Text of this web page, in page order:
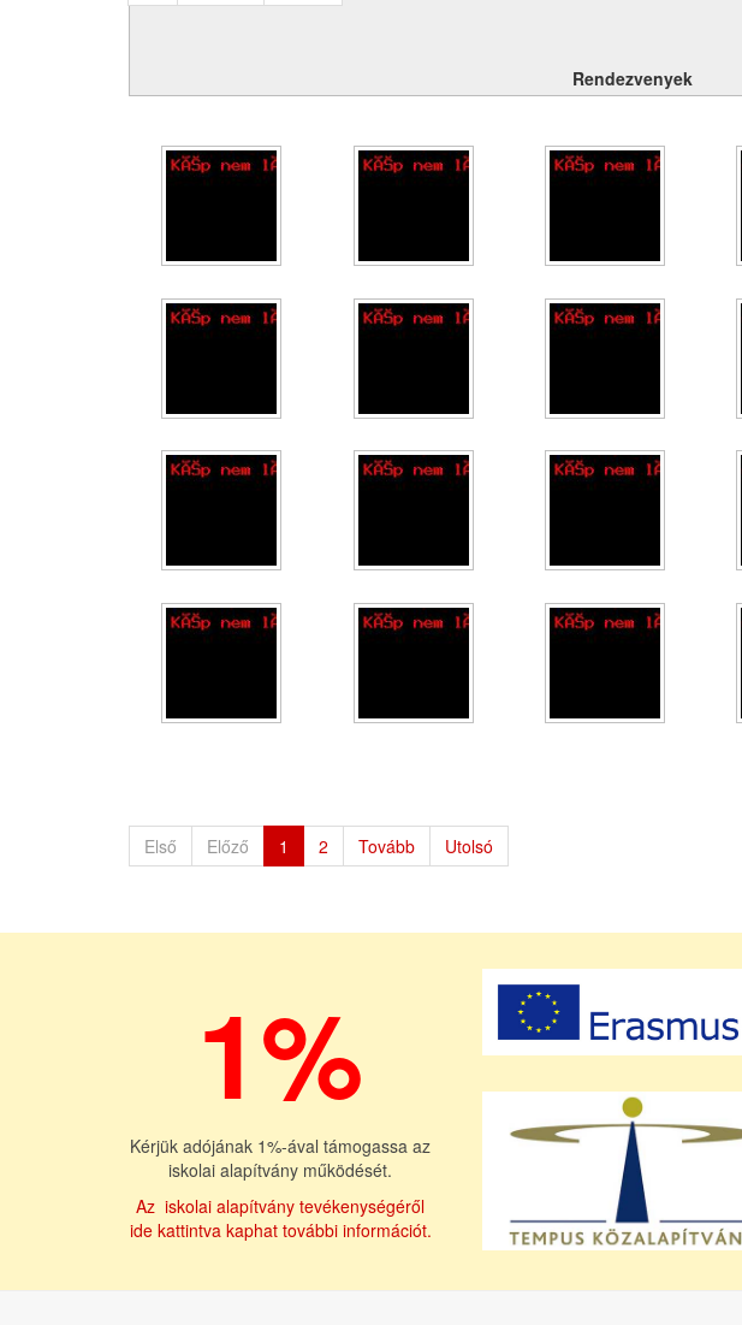
Rendezvenyek
Első Előző 1 2 Tovább Utolsó
1%
Kérjük adójának 1%-ával támogassa az
iskolai alapítvány működését.
Az iskolai alapítvány tevékenységéről
ide kattintva kaphat további információt.